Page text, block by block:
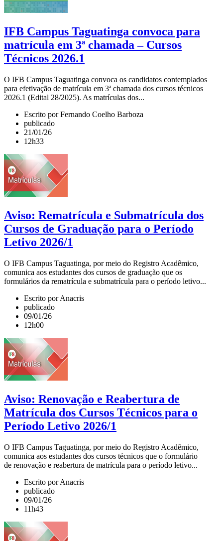
IFB Campus Taguatinga convoca para
matrícula em 3ª chamada – Cursos
Técnicos 2026.1
O IFB Campus Taguatinga convoca os candidatos contemplados
para efetivação de matrícula em 3ª chamada dos cursos técnicos
2026.1 (Edital 28/2025). As matrículas dos...
Escrito por Fernando Coelho Barboza
publicado
21/01/26
12h33
Aviso: Rematrícula e Submatrícula dos
Cursos de Graduação para o Período
Letivo 2026/1
O IFB Campus Taguatinga, por meio do Registro Acadêmico,
comunica aos estudantes dos cursos de graduação que os
formulários da rematrícula e submatrícula para o período letivo...
Escrito por Anacris
publicado
09/01/26
12h00
Aviso: Renovação e Reabertura de
Matrícula dos Cursos Técnicos para o
Período Letivo 2026/1
O IFB Campus Taguatinga, por meio do Registro Acadêmico,
comunica aos estudantes dos cursos técnicos que o formulário
de renovação e reabertura de matrícula para o período letivo...
Escrito por Anacris
publicado
09/01/26
11h43